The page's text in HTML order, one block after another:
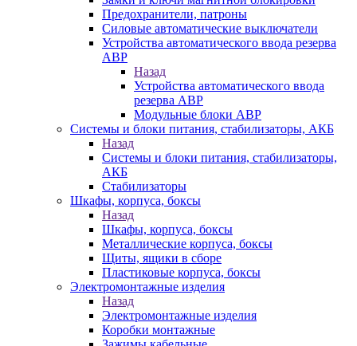
Предохранители, патроны
Силовые автоматические выключатели
Устройства автоматического ввода резерва
АВР
Назад
Устройства автоматического ввода
резерва АВР
Модульные блоки АВР
Системы и блоки питания, стабилизаторы, АКБ
Назад
Системы и блоки питания, стабилизаторы,
АКБ
Стабилизаторы
Шкафы, корпуса, боксы
Назад
Шкафы, корпуса, боксы
Металлические корпуса, боксы
Щиты, ящики в сборе
Пластиковые корпуса, боксы
Электромонтажные изделия
Назад
Электромонтажные изделия
Коробки монтажные